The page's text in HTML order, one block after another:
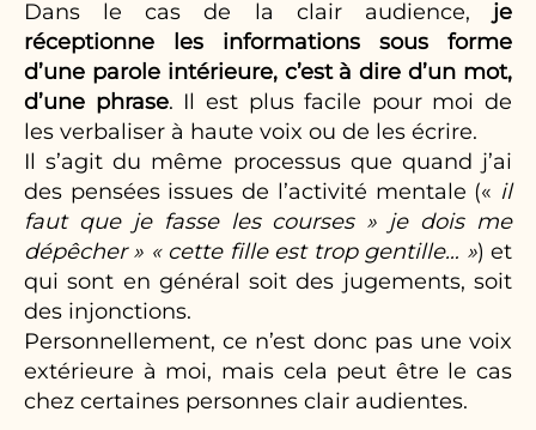
Dans le cas de la clair audience, je
réceptionne les informations sous forme
d’une parole intérieure, c’est à dire d’un mot,
d’une phrase. Il est plus facile pour moi de
les verbaliser à haute voix ou de les écrire.
Il s’agit du même processus que quand j’ai
des pensées issues de l’activité mentale (« il
faut que je fasse les courses » je dois me
dépêcher » « cette fille est trop gentille… ») et
qui sont en général soit des jugements, soit
des injonctions.
Personnellement, ce n’est donc pas une voix
extérieure à moi, mais cela peut être le cas
chez certaines personnes clair audientes.